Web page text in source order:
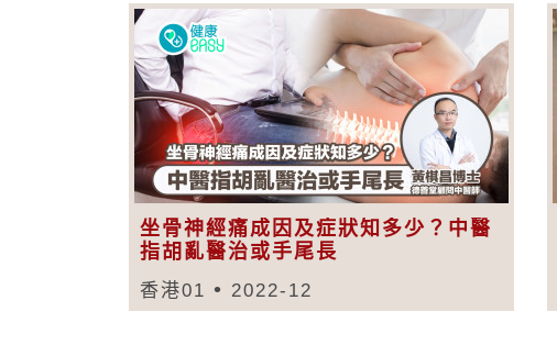
坐骨神經痛成因及症狀知多少？中醫
指胡亂醫治或手尾長
香港01 2022-12